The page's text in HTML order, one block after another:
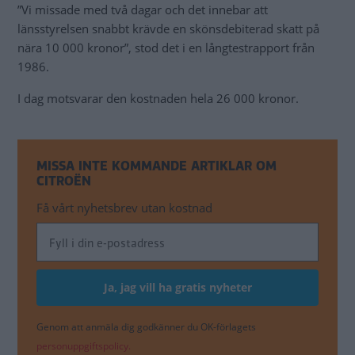
”Vi missade med två dagar och det innebar att
länsstyrelsen snabbt krävde en skönsdebiterad skatt på
nära 10 000 kronor”, stod det i en långtestrapport från
1986.
I dag motsvarar den kostnaden hela 26 000 kronor.
MISSA INTE KOMMANDE ARTIKLAR OM
CITROËN
Få vårt nyhetsbrev utan kostnad
Genom att anmäla dig godkänner du OK-förlagets
personuppgiftspolicy.